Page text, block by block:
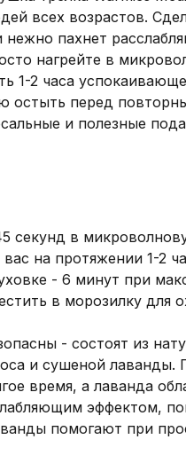
всех возрастов.
нежно пахнет
нагрейте в
1-2 часа
остыть перед
и полезные
секунд в
на протяжении 1-2
- 6 минут при
в морозилку для
- состоят из
и сушеной лаванды.
время, а лаванда
эффектом,
помогают при